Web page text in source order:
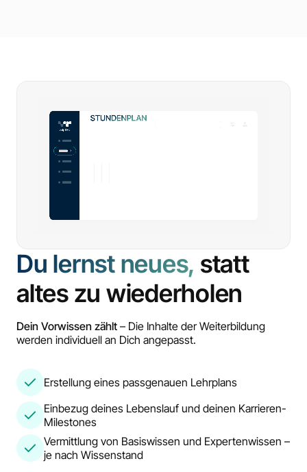
Du lernst neues, statt
altes zu wiederholen
Dein Vorwissen zählt – Die Inhalte der Weiterbildung
werden individuell an Dich angepasst.
Erstellung eines passgenauen Lehrplans
Einbezug deines Lebenslauf und deinen Karrieren-
Milestones
Vermittlung von Basiswissen und Expertenwissen –
je nach Wissenstand